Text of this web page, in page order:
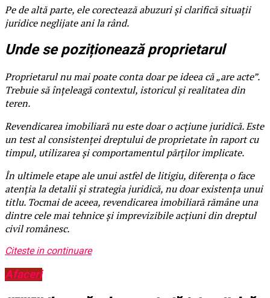
Pe de altă parte, ele corectează abuzuri și clarifică situații
juridice neglijate ani la rând.
Unde se poziționează proprietarul
Proprietarul nu mai poate conta doar pe ideea că „are acte”.
Trebuie să înțeleagă contextul, istoricul și realitatea din
teren.
Revendicarea imobiliară nu este doar o acțiune juridică. Este
un test al consistenței dreptului de proprietate în raport cu
timpul, utilizarea și comportamentul părților implicate.
În ultimele etape ale unui astfel de litigiu, diferența o face
atenția la detalii și strategia juridică, nu doar existența unui
titlu. Tocmai de aceea, revendicarea imobiliară rămâne una
dintre cele mai tehnice și imprevizibile acțiuni din dreptul
civil românesc.
Citeste in continuare
Afaceri